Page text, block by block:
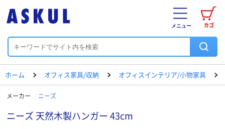
カゴ
メニュー
ホーム オフィス家具/収納 オフィスインテリア/小物家具
メーカー ニーズ
ニーズ 天然木製ハンガー 43cm